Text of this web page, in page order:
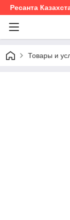
Ресанта
Товары и